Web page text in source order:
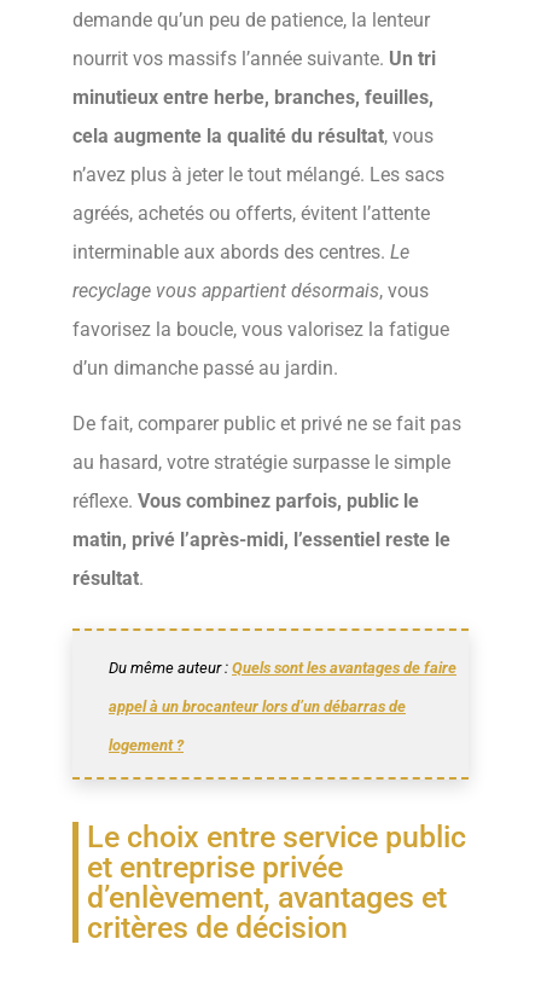
demande qu’un peu de patience, la lenteur
nourrit vos massifs l’année suivante. Un tri
minutieux entre herbe, branches, feuilles,
cela augmente la qualité du résultat, vous
n’avez plus à jeter le tout mélangé. Les sacs
agréés, achetés ou offerts, évitent l’attente
interminable aux abords des centres. Le
recyclage vous appartient désormais, vous
favorisez la boucle, vous valorisez la fatigue
d’un dimanche passé au jardin.
De fait, comparer public et privé ne se fait pas
au hasard, votre stratégie surpasse le simple
réflexe. Vous combinez parfois, public le
matin, privé l’après-midi, l’essentiel reste le
résultat.
Du même auteur : Quels sont les avantages de faire
appel à un brocanteur lors d’un débarras de
logement ?
Le choix entre service public
et entreprise privée
d’enlèvement, avantages et
critères de décision